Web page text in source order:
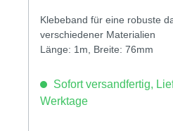
Klebeband für eine robuste
verschiedener Materialien
Länge: 1m, Breite: 76mm
Sofort versandfertig,
Werktage